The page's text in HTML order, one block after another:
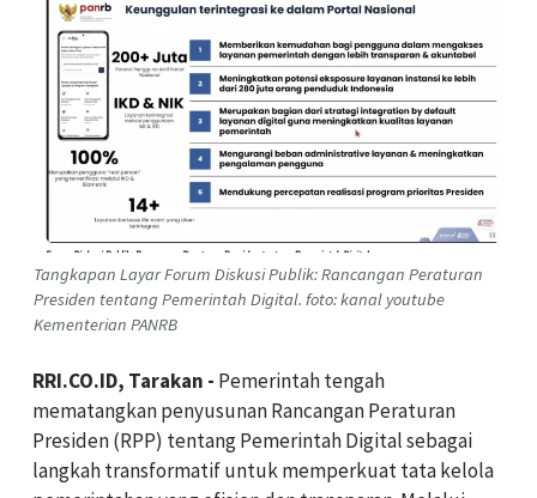
Tangkapan Layar Forum Diskusi Publik: Rancangan Peraturan
Presiden tentang Pemerintah Digital. foto: kanal youtube
Kementerian PANRB
RRI.CO.ID, Tarakan - Pemerintah tengah
mematangkan penyusunan Rancangan Peraturan
Presiden (RPP) tentang Pemerintah Digital sebagai
langkah transformatif untuk memperkuat tata kelola